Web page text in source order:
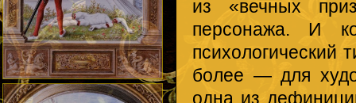
из «вечных
персонажа. И
более — для
одна из